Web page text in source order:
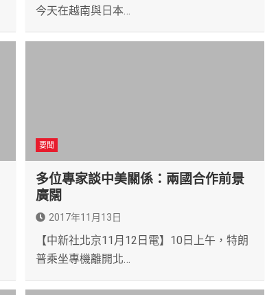
今天在越南與日本…
要聞
多位專家談中美關係：兩國合作前景
廣闊
2017年11月13日
【中新社北京11月12日電】10日上午，特朗
普乘坐專機離開北…